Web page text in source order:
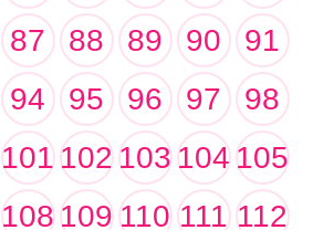
87 88 89 90
91
94 95 96 97
98
101102103104105
108109110 111 112